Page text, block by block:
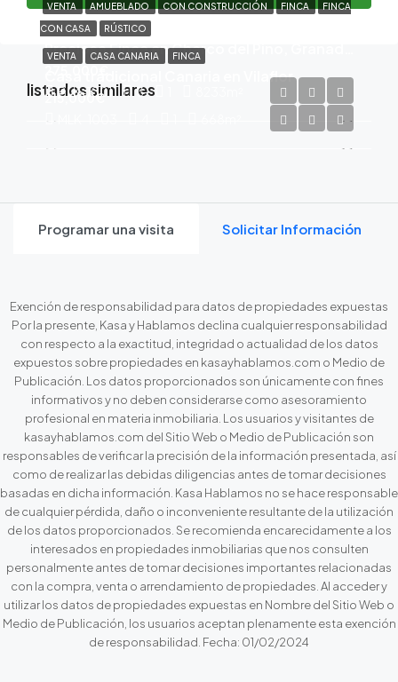
listados similares
BLK-1001 3
VENTA AMUEBLADO CON CONSTRUCCIÓN FINCA FINCA
CON CASA RÚSTICO
Casa tradicional Canaria en Vilaflor
215,000€
VENTA CASA CANARIA FINCA
Programar una visita Solicitar Información
Exención de responsabilidad para datos de propiedades expuestas
Por la presente, Kasa y Hablamos declina cualquier responsabilidad
con respecto a la exactitud, integridad o actualidad de los datos
expuestos sobre propiedades en kasayhablamos.com o Medio de
Publicación. Los datos proporcionados son únicamente con fines
informativos y no deben considerarse como asesoramiento
profesional en materia inmobiliaria. Los usuarios y visitantes de
kasayhablamos.com del Sitio Web o Medio de Publicación son
responsables de verificar la precisión de la información presentada, así
como de realizar las debidas diligencias antes de tomar decisiones
basadas en dicha información. Kasa Hablamos no se hace responsable
de cualquier pérdida, daño o inconveniente resultante de la utilización
de los datos proporcionados. Se recomienda encarecidamente a los
interesados en propiedades inmobiliarias que nos consulten
personalmente antes de tomar decisiones importantes relacionadas
con la compra, venta o arrendamiento de propiedades. Al acceder y
utilizar los datos de propiedades expuestas en Nombre del Sitio Web o
Medio de Publicación, los usuarios aceptan plenamente esta exención
de responsabilidad. Fecha: 01/02/2024